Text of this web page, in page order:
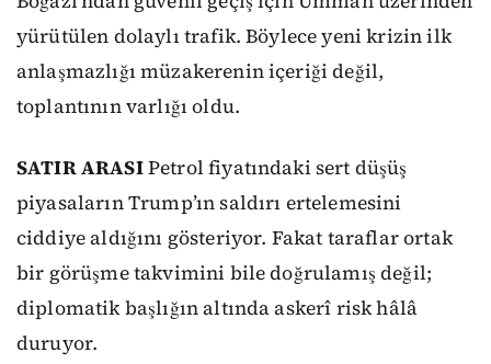
yürütülen dolaylı trafik. Böylece yeni krizin ilk
anlaşmazlığı müzakerenin içeriği değil,
toplantının varlığı oldu.
SATIR ARASIPetrol fiyatındaki sert düşüş
piyasaların Trump’ın saldırı ertelemesini
ciddiye aldığını gösteriyor. Fakat taraflar ortak
bir görüşme takvimini bile doğrulamış değil;
diplomatik başlığın altında askerî risk hâlâ
duruyor.